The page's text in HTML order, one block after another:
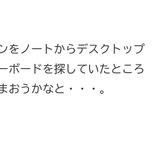
をノートからデスクトップ
ボードを探していたところ
おうかなと・・・。